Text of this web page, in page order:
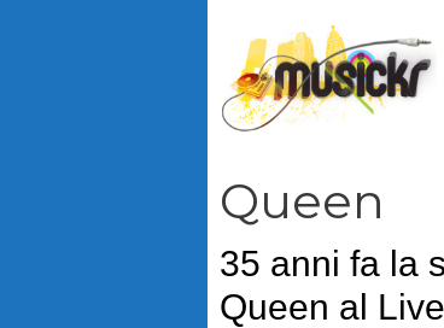
Queen
35 anni fa la
Queen al